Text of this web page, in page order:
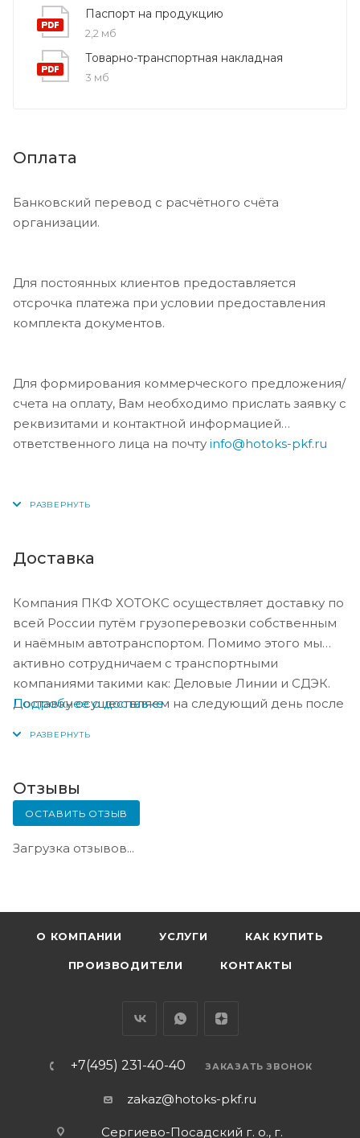
Паспорт на продукцию
2,2 мб
Товарно-транспортная накладная
3 мб
Оплата
Банковский перевод с расчётного счёта
организации.
Для постоянных клиентов предоставляется
отсрочка платежа при условии предоставления
комплекта документов.
Для формирования коммерческого предложения/
счета на оплату, Вам необходимо прислать заявку с
реквизитами и контактной информацией
ответственного лица на почту info@hotoks-pkf.ru
Доставка
Компания ПКФ ХОТОКС осуществляет доставку по
всей России путём грузоперевозки собственным
и наёмным автотранспортом. Помимо этого мы
активно сотрудничаем с транспортными
компаниями такими как: Деловые Линии и СДЭК.
Доставку осуществляем на следующий день после
Подробнее о доставке
Отзывы
ОСТАВИТЬ ОТЗЫВ
Загрузка отзывов...
О КОМПАНИИ УСЛУГИ КАК КУПИТЬ
ПРОИЗВОДИТЕЛИ КОНТАКТЫ
+7(495) 231-40-40 ЗАКАЗАТЬ ЗВОНОК
zakaz@hotoks-pkf.ru
Сергиево-Посадский г. о., г.